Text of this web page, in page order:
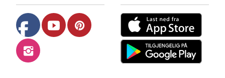
facebook youtube pinterest
instagram